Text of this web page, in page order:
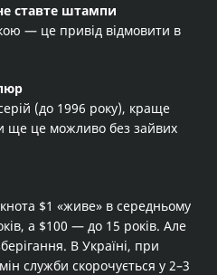
ставте штампи
— це привід відмовити в
(до 1996 року), краще
ще це можливо без зайвих
$1 «живе» в середньому
а $100 — до 15 років. Але
В Україні, при
служби скорочується у 2–3